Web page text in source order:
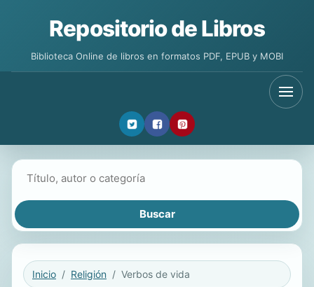
Repositorio de Libros
Biblioteca Online de libros en formatos PDF, EPUB y MOBI
Inicio Religión Verbos de vida